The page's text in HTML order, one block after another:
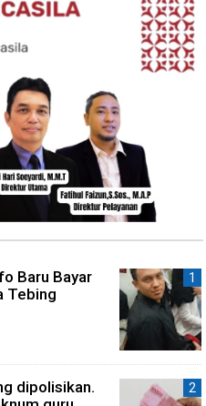
Baru Bayar
Tebing
dipolisikan.